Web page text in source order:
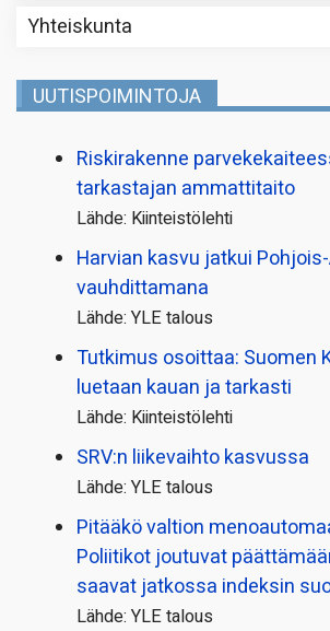
Yhteiskunta
UUTISPOIMINTOJA
Riskirakenne
tarkastajan ammattitaito
Lähde: Kiinteistölehti
Harvian kasvu jatkui
vauhdittamana
Lähde: YLE talous
Tutkimus osoittaa: Suomen
luetaan kauan ja tarkasti
Lähde: Kiinteistölehti
SRV:n liikevaihto kasvussa
Lähde: YLE talous
Pitääkö valtion
Poliitikot joutuvat
saavat jatkossa indeksin
Lähde: YLE talous